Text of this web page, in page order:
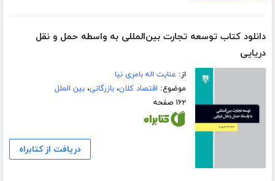
دانلود کتاب توسعه تجارت بین‌المللی به واسطه حمل و نقل
دریایی
از: عنایت اله بامری نیا
موضوع: اقتصاد کلان،بازرگانی،بین الملل
۱۶۲ صفحه
دریافت از کتابراه